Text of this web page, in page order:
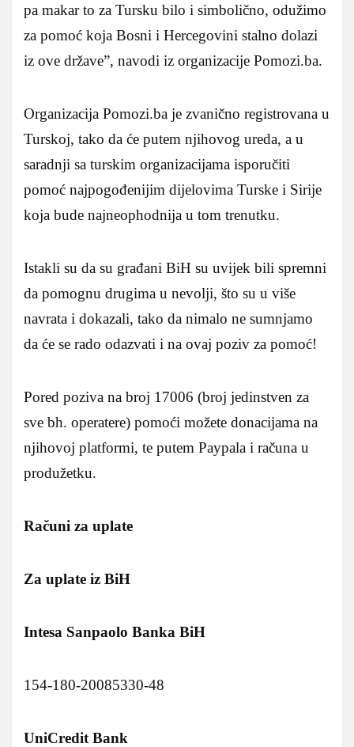
pa makar to za Tursku bilo i simbolično, odužimo
za pomoć koja Bosni i Hercegovini stalno dolazi
iz ove države”, navodi iz organizacije Pomozi.ba.
Organizacija Pomozi.ba je zvanično registrovana u
Turskoj, tako da će putem njihovog ureda, a u
saradnji sa turskim organizacijama isporučiti
pomoć najpogođenijim dijelovima Turske i Sirije
koja bude najneophodnija u tom trenutku.
Istakli su da su građani BiH su uvijek bili spremni
da pomognu drugima u nevolji, što su u više
navrata i dokazali, tako da nimalo ne sumnjamo
da će se rado odazvati i na ovaj poziv za pomoć!
Pored poziva na broj 17006 (broj jedinstven za
sve bh. operatere) pomoći možete donacijama na
njihovoj platformi, te putem Paypala i računa u
produžetku.
Računi za uplate
Za uplate iz BiH
Intesa Sanpaolo Banka BiH
154-180-20085330-48
UniCredit Bank